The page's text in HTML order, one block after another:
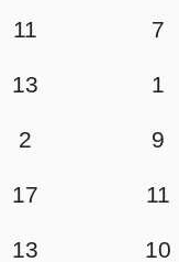
11 7
13 1
2 9
17 11
13 10